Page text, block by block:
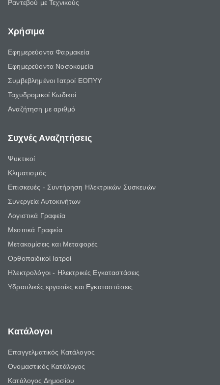
Ραντεβού με Τεχνικούς
Χρήσιμα
Εφημερεύοντα Φαρμακεία
Εφημερεύοντα Νοσοκομεία
Συμβεβλημένοι Ιατροί ΕΟΠΥΥ
Ταχυδρομικοί Κωδικοί
Αναζήτηση με αριθμό
Συχνές Αναζητήσεις
Ψυκτικοί
Κλιματισμός
Επισκευές - Συντήρηση Ηλεκτρικών Συσκευών
Συνεργεία Αυτοκινήτων
Λογιστικά Γραφεία
Μεσιτικά Γραφεία
Μετακομίσεις και Μεταφορές
Ορθοπαιδικοί Ιατροί
Ηλεκτρολόγοι - Ηλεκτρικές Εγκαταστάσεις
Υδραυλικές εργασίες και Εγκαταστάσεις
Κατάλογοι
Επαγγελματικός Κατάλογος
Ονομαστικός Κατάλογος
Κατάλογος Δημοσίου